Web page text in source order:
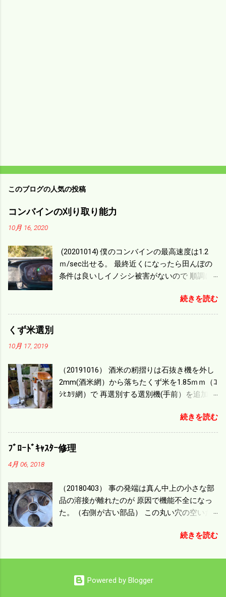
このブログの人気の投稿
コンバインの刈り取り能力
10月 16, 2020
(20201014) 僕のコンバインの最高速度は1.2
ｍ/sec出せる。 最終近くになったら田んぼの
条件は良いしイノシシ被害がないので 順調に
ｍ/min、4.32ｋｍ/hrになり 幅は約2ｍだから
0.864/haの作業能力がある。 実際は回転した
機の容量、籾摺りの能力などのバランスの問
題で 今の機種で満足している。 というより買
った時はまだ耕作面積が少なく手が出せ 無か
のがある。キャビン付きだから一度は乗って
みたいと思う。 町内では5条刈りの100㎰で作
業する人がいる。 秋作業は儲かるというのが
続きを読む
くず米選別
10月 17, 2019
（20191016） 酒米の籾摺りは石抜き機を外し
2mm(酒米網）から落ちたくず米を1.85ｍｍ（ｺ
ｼﾋｶﾘ網）で 再選別する選別機(手前）を追加す
ず米より2倍近い値段になる。 後で選別するの
には手間がかかるので 一度に選別するやり方
を随分前からこの方式にした。 今年は酒米30
㎏を40袋したところで未熟が3袋出る。 1.85ｍ
めるほど忙しい。 広島県の作況指数は98だと
いう。 実感としては90が正しいと思うが こん
な年はくず米が多い。 食協という米を扱う会
と8月の酷暑、あげくウンカの被害と トリプル
つ。 僕の最終作況指数はどんなことになるの
か興味深い。
続きを読む
ﾌﾞﾛｰﾄﾞｷｬｽﾀｰ修理
4月 06, 2018
（20180403） 事の発端は真ん中上の小さな部
品の溶接が離れたのが 原因で機能不全になっ
た。（右側が古い部品） この丸い穴の空いた
下を調整するシャッターになっている。 シャ
は全く使えなくなった。 部品のステンレスの
くれたようだ。 左の黒い部品は鋳物で恐ろし
続きを読む
Powered by Blogger